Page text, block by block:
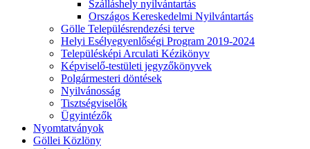
Szálláshely nyilvántartás
Országos Kereskedelmi Nyilvántartás
Gölle Településrendezési terve
Helyi Esélyegyenlőségi Program 2019-2024
Településképi Arculati Kézikönyv
Képviselő-testületi jegyzőkönyvek
Polgármesteri döntések
Nyilvánosság
Tisztségviselők
Ügyintézők
Nyomtatványok
Göllei Közlöny